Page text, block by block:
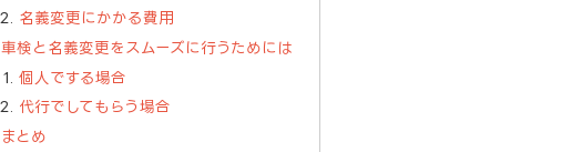
名義変更にかかる費用
車検と名義変更をスムーズに行うためには
個人でする場合
代行でしてもらう場合
まとめ